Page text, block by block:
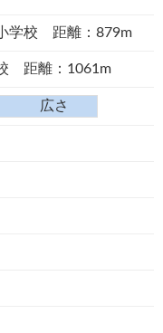
学校 距離：879m
距離：1061m
広さ